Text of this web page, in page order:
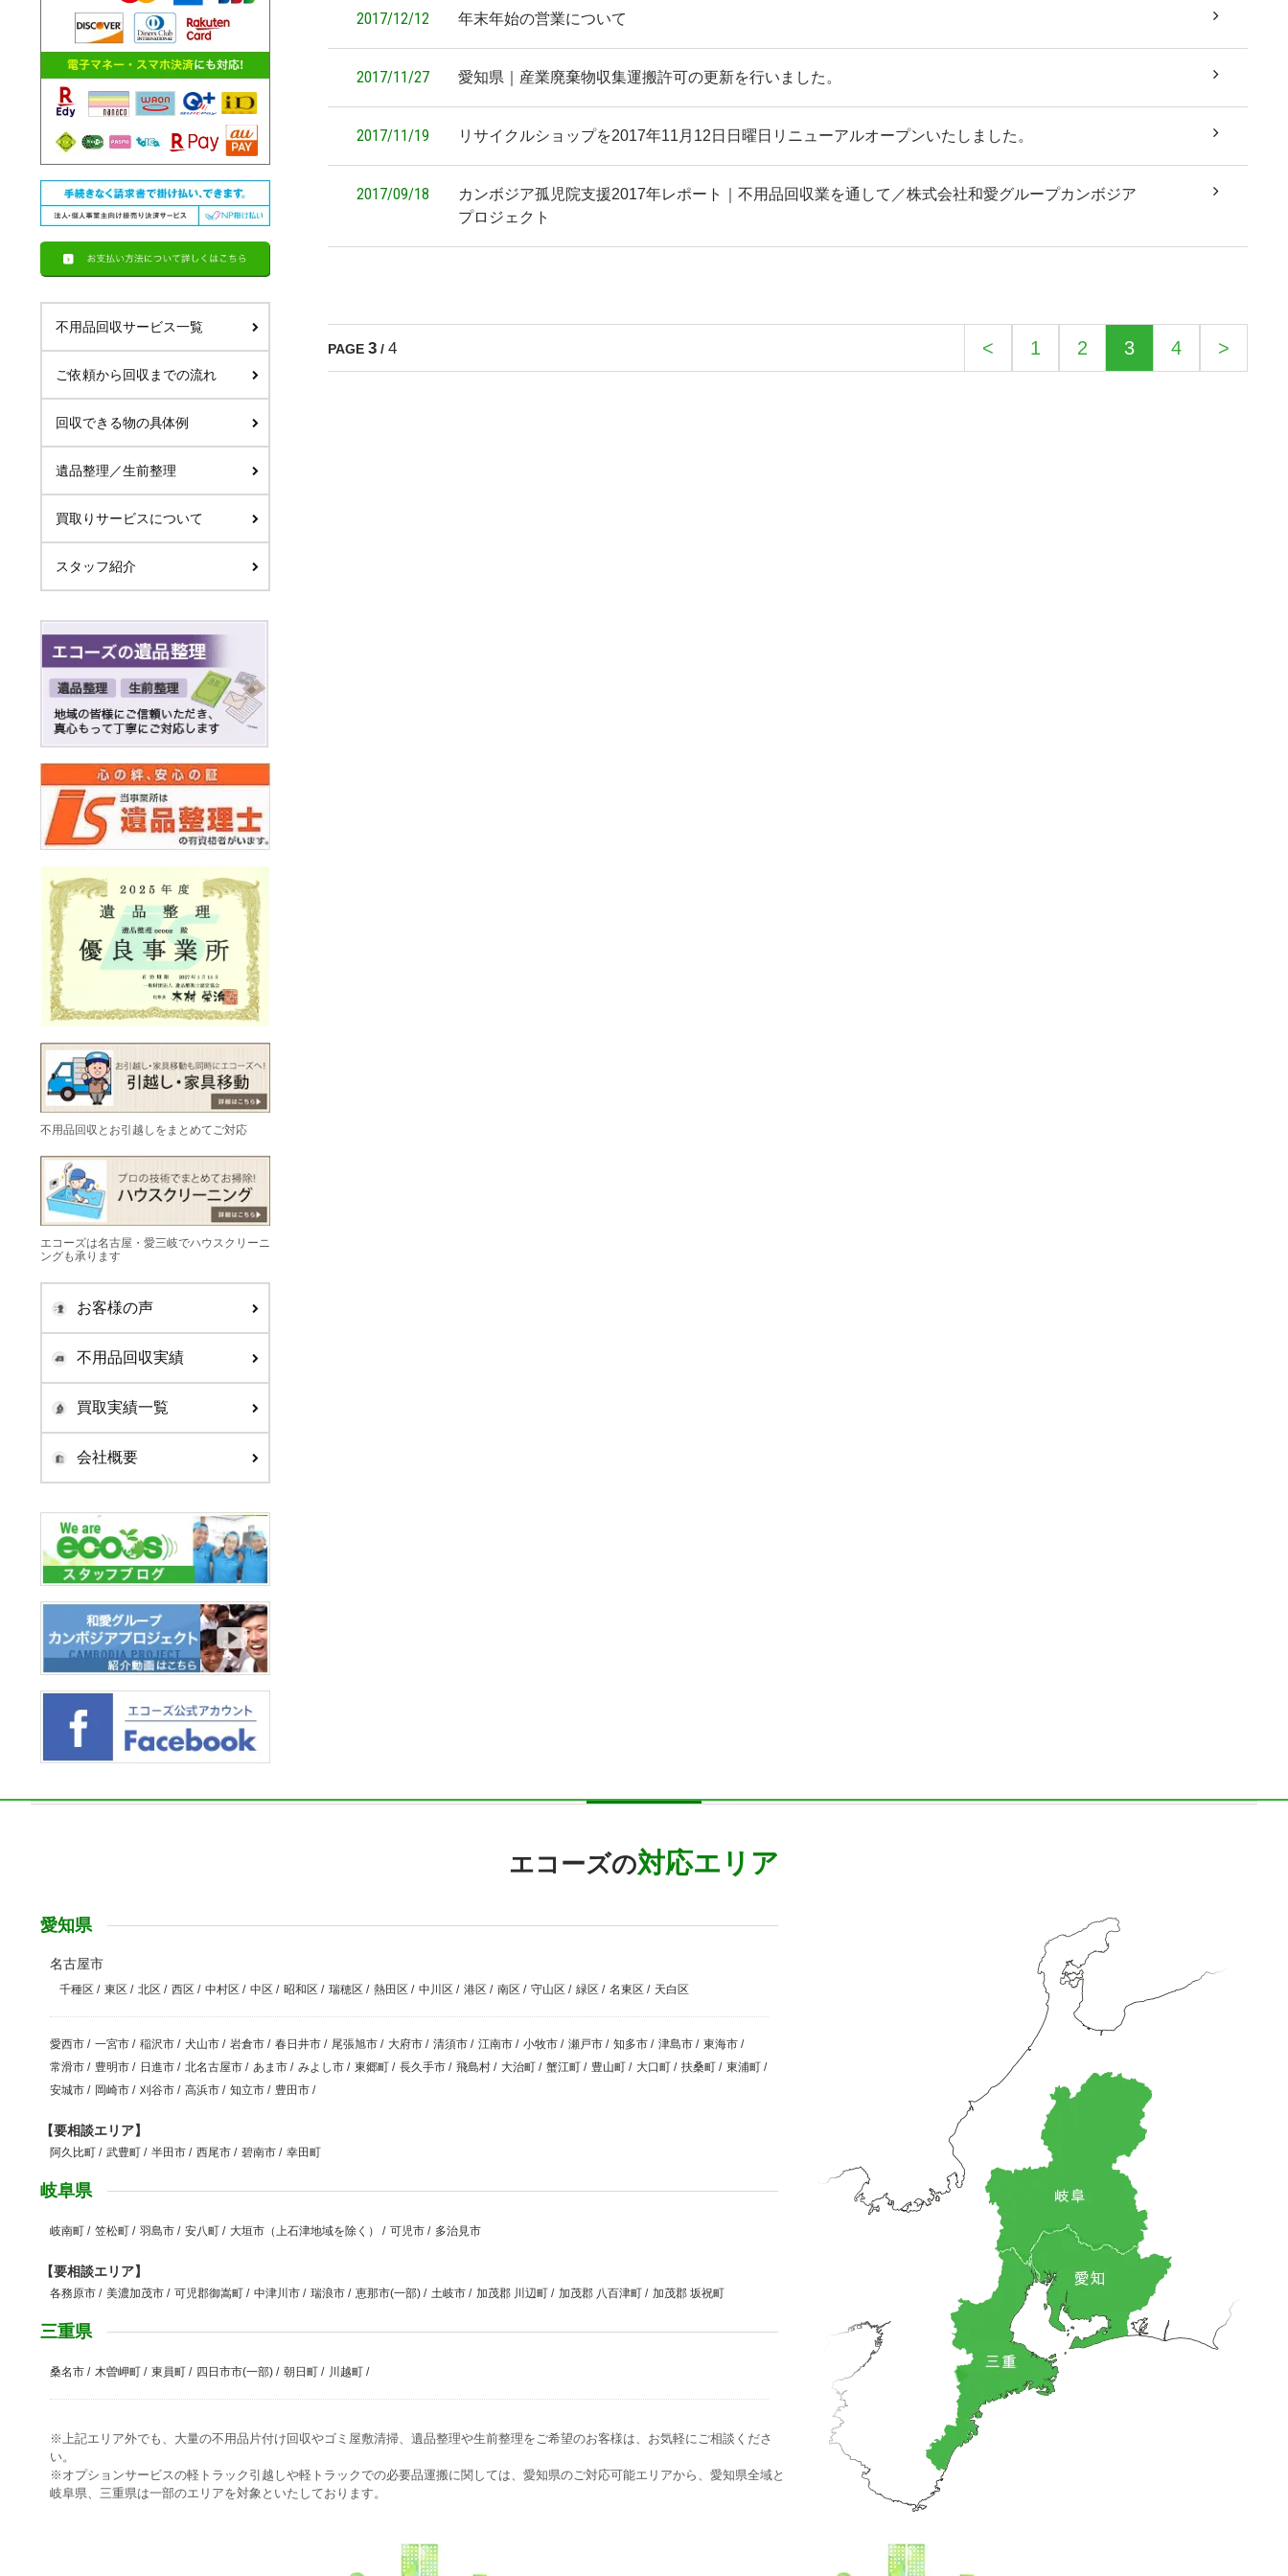
不用品回収サービス一覧
ご依頼から回収までの流れ
回収できる物の具体例
遺品整理／生前整理
買取りサービスについて
スタッフ紹介
不用品回収とお引越しをまとめてご対応
エコーズは名古屋・愛三岐でハウスクリーニ
ングも承ります
お客様の声
不用品回収実績
買取実績一覧
会社概要
2017/12/12 年末年始の営業について
2017/11/27 愛知県｜産業廃棄物収集運搬許可の更新を行いました。
2017/11/19 リサイクルショップを2017年11月12日日曜日リニューアルオープンいたしました。
2017/09/18
カンボジア孤児院支援2017年レポート｜不用品回収業を通して／株式会社和愛グループカンボジア
プロジェクト
PAGE 3 / 4 < 1 2 3 4 >
エコーズの対応エリア
愛知県
名古屋市
千種区 / 東区 / 北区 / 西区 / 中村区 / 中区 / 昭和区 / 瑞穂区 / 熱田区 / 中川区 / 港区 / 南区 / 守山区 / 緑区 / 名東区 / 天白区
愛西市 / 一宮市 / 稲沢市 / 犬山市 / 岩倉市 / 春日井市 / 尾張旭市 / 大府市 / 清須市 / 江南市 / 小牧市 / 瀬戸市 / 知多市 / 津島市 / 東海市 /
常滑市 / 豊明市 / 日進市 / 北名古屋市 / あま市 / みよし市 / 東郷町 / 長久手市 / 飛島村 / 大治町 / 蟹江町 / 豊山町 / 大口町 / 扶桑町 / 東浦町 /
安城市 / 岡崎市 / 刈谷市 / 高浜市 / 知立市 / 豊田市 /
【要相談エリア】
阿久比町 / 武豊町 / 半田市 / 西尾市 / 碧南市 / 幸田町
岐阜県
岐南町 / 笠松町 / 羽島市 / 安八町 / 大垣市（上石津地域を除く） / 可児市 / 多治見市
【要相談エリア】
各務原市 / 美濃加茂市 / 可児郡御嵩町 / 中津川市 / 瑞浪市 / 恵那市(一部) / 土岐市 / 加茂郡 川辺町 / 加茂郡 八百津町 / 加茂郡 坂祝町
三重県
桑名市 / 木曽岬町 / 東員町 / 四日市市(一部) / 朝日町 / 川越町 /
※上記エリア外でも、大量の不用品片付け回収やゴミ屋敷清掃、遺品整理や生前整理をご希望のお客様は、お気軽にご相談くださ
い。
※オプションサービスの軽トラック引越しや軽トラックでの必要品運搬に関しては、愛知県のご対応可能エリアから、愛知県全域と
岐阜県、三重県は一部のエリアを対象といたしております。